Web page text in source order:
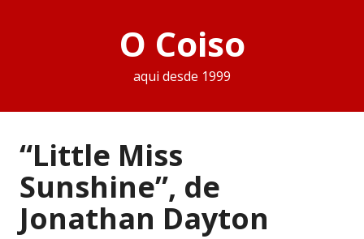
O Coiso
aqui desde 1999
“Little Miss
Sunshine”, de
Jonathan Dayton